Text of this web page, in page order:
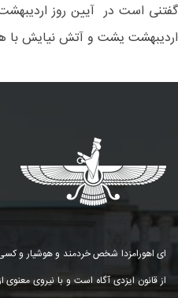
گفتنی است در آیین روز
اردیبهشت یشت و آتش نیایش با
ای اهورامزدا شخص خردمند و هوشیار و
از قانون ایزدی آگاه است و با نیروی